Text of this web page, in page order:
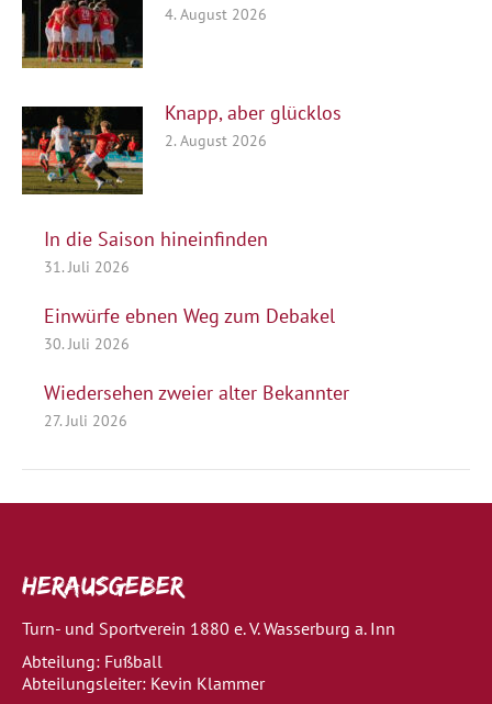
4. August 2026
Knapp, aber glücklos
2. August 2026
In die Saison hineinfinden
31. Juli 2026
Einwürfe ebnen Weg zum Debakel
30. Juli 2026
Wiedersehen zweier alter Bekannter
27. Juli 2026
Herausgeber
Turn- und Sportverein 1880 e. V. Wasserburg a. Inn
Abteilung: Fußball
Abteilungsleiter: Kevin Klammer